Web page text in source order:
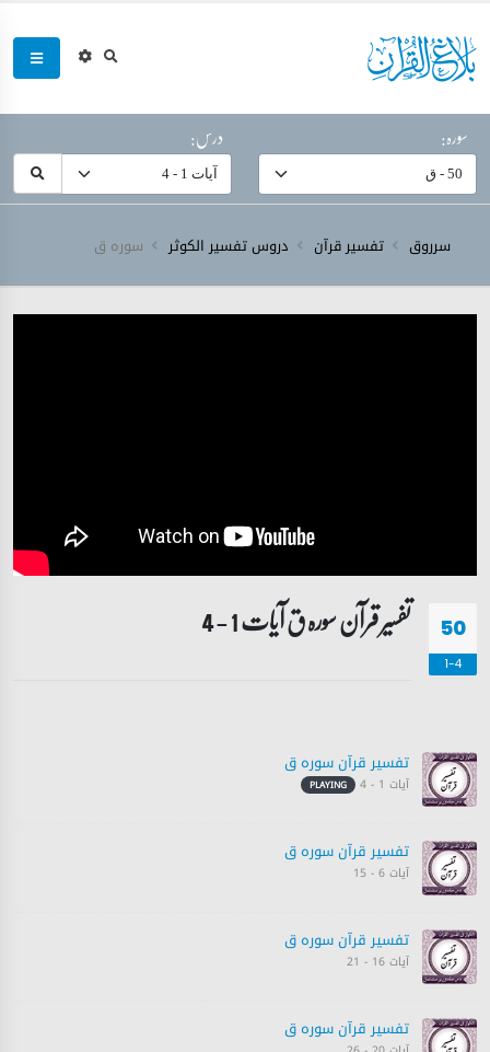
سورہ: درس:
سرروق تفسیر قرآن دروس تفسیر الکوثر سورہ ‎ق
50
1-4
تفسیر قرآن سورہ ‎ق آیات 1 - 4
تفسیر قرآن سورہ ‎ق
آیات 1 - 4 PLAYING
تفسیر قرآن سورہ ‎ق
آیات 6 - 15
تفسیر قرآن سورہ ‎ق
آیات 16 - 21
تفسیر قرآن سورہ ‎ق